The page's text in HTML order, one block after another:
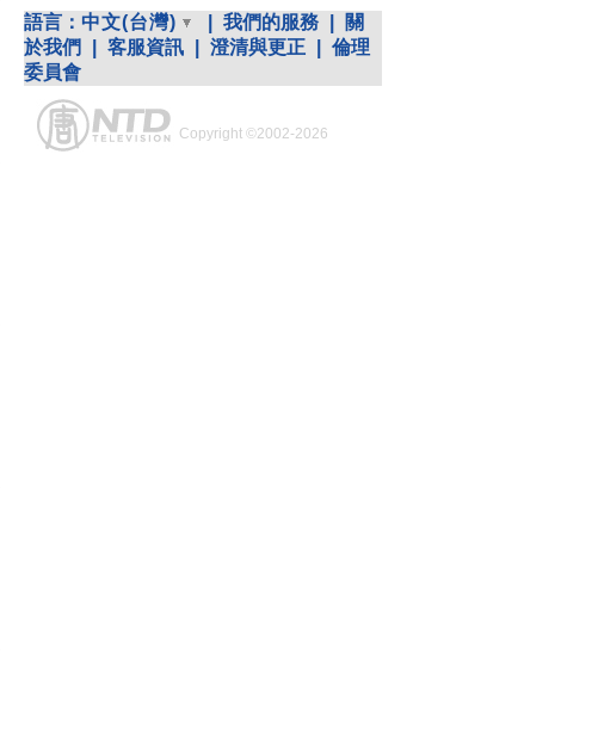
語言： 中文(台灣) 我們的服務
關
於我們
客服資訊 澄清與更正
倫理
委員會
Copyright ©2002-2026